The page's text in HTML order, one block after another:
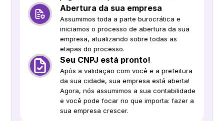
Abertura da sua empresa
Assumimos toda a parte burocrática e
iniciamos o processo de abertura da sua
empresa, atualizando sobre todas as
etapas do processo.
Seu CNPJ está pronto!
Após a validação com você e a prefeitura
da sua cidade, sua empresa está aberta!
Agora, nós assumimos a sua contabilidade
e você pode focar no que importa: fazer a
sua empresa crescer.